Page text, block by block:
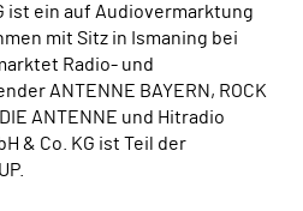
ist ein auf Audiovermarktung
mit Sitz in Ismaning bei
Radio- und
ANTENNE BAYERN, ROCK
ANTENNE und Hitradio
& Co. KG ist Teil der